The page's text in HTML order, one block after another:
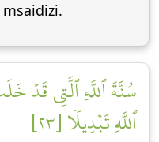
سُنَّةَ ٱللَّهِ ٱلَّتِي قَدۡ
ٱللَّهِ تَبۡدِيلٗا [٢٣]